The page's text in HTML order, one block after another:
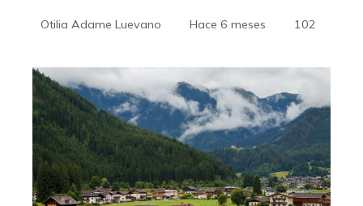
Otilia Adame Luevano Hace 6 meses 102